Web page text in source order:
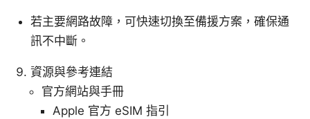
若主要網路故障，可快速切換至備援方案，確保通
訊不中斷。
資源與參考連結
官方網站與手冊
Apple 官方 eSIM 指引